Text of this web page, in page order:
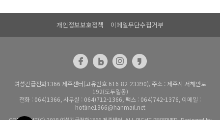
개인정보보호정책 이메일무단수집거부
여성긴급전화1366 제주센터(고유번호 616-82-23390), 주소 : 제주시 서해안로
192(도두일동)
전화 : 064)1366, 사무실 : 064)712-1366, 팩스 : 064)742-1376, 이메일 :
hotline1366@hanmail.net